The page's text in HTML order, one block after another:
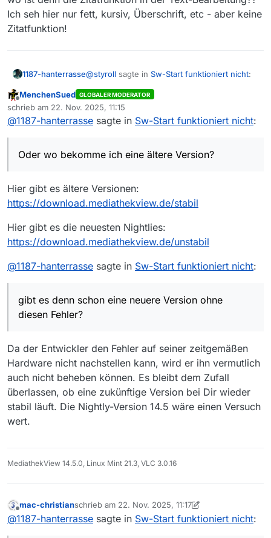
Ich seh hier nur fett, kursiv, Überschrift, etc - aber keine
Zitatfunktion!
1187-hanterrasse@styroll sagte in Sw-Start funktioniert nicht:
gleich die neue MV-Versionen
ohne diesen Fehler?
Oder wo bekomme ich eine ältere Version?
nicht gefunden (immer nur 14.4.2)
an deiner alten Kiste
ja, da führt zur Zeit leider kein Weg dran
vorbei…
wo ist denn die Zitatfunktion in der Text-
Überschrift, etc - aber keine Zitatfunktion!
Offline
MenchenSued GLOBALER MODERATOR
schrieb am 22. Nov. 2025, 11:15
zuletzt editiert von
@1187-hanterrasse sagte in Sw-Start funktioniert nicht:
Oder wo bekomme ich eine ältere Version?
Hier gibt es ältere Versionen:
https://download.mediathekview.de/stabil
Hier gibt es die neuesten Nightlies:
https://download.mediathekview.de/unstabil
@1187-hanterrasse sagte in Sw-Start funktioniert nicht:
gibt es denn schon eine neuere Version ohne
diesen Fehler?
Da der Entwickler den Fehler auf seiner zeitgemäßen
Hardware nicht nachstellen kann, wird er ihn vermutlich
auch nicht beheben können. Es bleibt dem Zufall
überlassen, ob eine zukünftige Version bei Dir wieder
stabil läuft. Die Nightly-Version 14.5 wäre einen Versuch
wert.
MediathekView 14.5.0, Linux Mint 21.3, VLC 3.0.16
Offline
mac-christianschrieb am 22. Nov. 2025, 11:17
zuletzt editiert von mac-christian
@1187-hanterrasse sagte in Sw-Start funktioniert nicht: